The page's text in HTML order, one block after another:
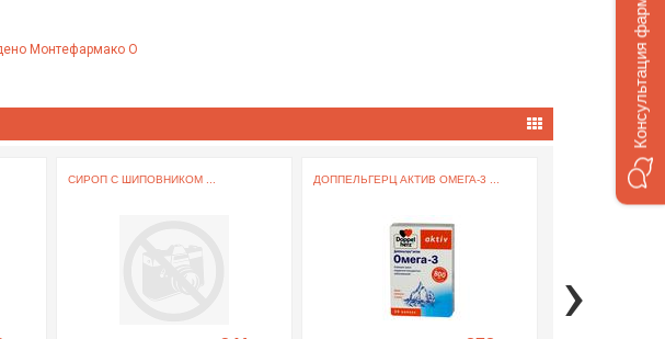
Монтефармако О
СИРОП С ШИПОВНИКОМ ... ДОППЕЛЬГЕРЦ АКТИВ ОМЕГА-3 ... ЧАЙ ЭВАЛАР Ф/
›
Консультация фармацевта